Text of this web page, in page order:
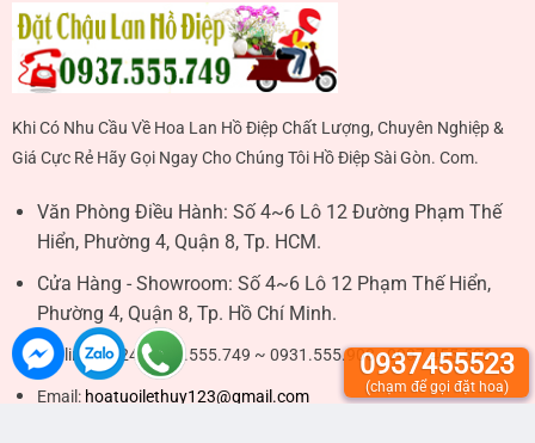
Khi Có Nhu Cầu Về Hoa Lan Hồ Điệp Chất Lượng, Chuyên Nghiệp &
Giá Cực Rẻ Hãy Gọi Ngay Cho Chúng Tôi Hồ Điệp Sài Gòn. Com.
Văn Phòng Điều Hành: Số 4~6 Lô 12 Đường Phạm Thế
Hiển, Phường 4, Quận 8, Tp. HCM.
Cửa Hàng - Showroom: Số 4~6 Lô 12 Phạm Thế Hiển,
Phường 4, Quận 8, Tp. Hồ Chí Minh.
Hotline 24/24:0937.555.749 ~ 0931.555.908 - 0937.455.523
Email: hoatuoilethuy123@gmail.com
0937455523
(chạm để gọi đặt hoa)